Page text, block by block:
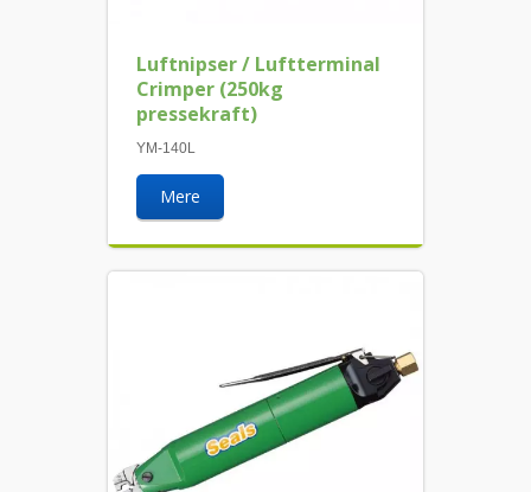
Luftnipser / Luftterminal
Crimper (250kg
pressekraft)
YM-140L
Mere